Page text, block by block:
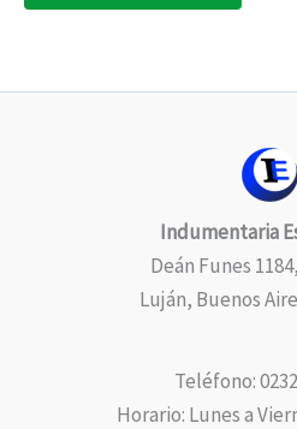
Indumentaria
Deán Funes
Luján, Buenos
Teléfono:
Horario: Lunes a